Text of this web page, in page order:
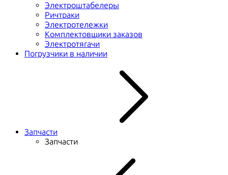
Электроштабелеры
Ричтраки
Электротележки
Комплектовщики заказов
Электротягачи
Погрузчики в наличии
Запчасти
Запчасти